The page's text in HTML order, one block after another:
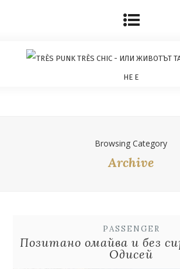
Browsing Category
Archive
PASSENGER
Позитано омайва и без
Одисей